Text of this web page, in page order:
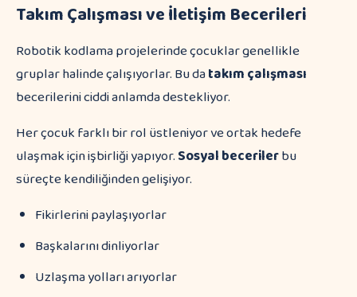
Takım Çalışması ve İletişim Becerileri
Robotik kodlama projelerinde çocuklar genellikle
gruplar halinde çalışıyorlar. Bu datakım çalışması
becerilerini ciddi anlamda destekliyor.
Her çocuk farklı bir rol üstleniyor ve ortak hedefe
ulaşmak için işbirliği yapıyor.Sosyal becerilerbu
süreçte kendiliğinden gelişiyor.
Fikirlerini paylaşıyorlar
Başkalarını dinliyorlar
Uzlaşma yolları arıyorlar